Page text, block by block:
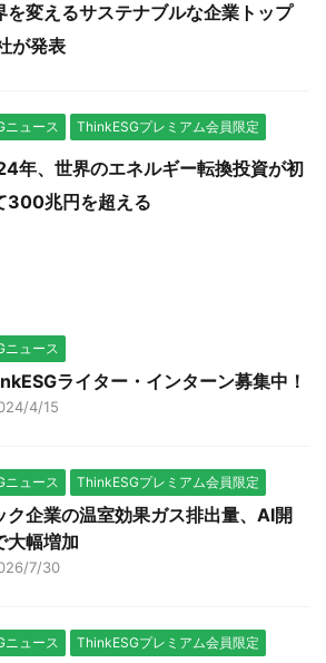
を変えるサステナブルな企業トップ
が発表
ニュース ThinkESGプレミアム会員限定
年、世界のエネルギー転換投資が初
300兆円を超える
ニュース
ライター・インターン募集中！
4/15
ニュース ThinkESGプレミアム会員限定
ク企業の温室効果ガス排出量、AI開
大幅増加
7/30
ニュース ThinkESGプレミアム会員限定